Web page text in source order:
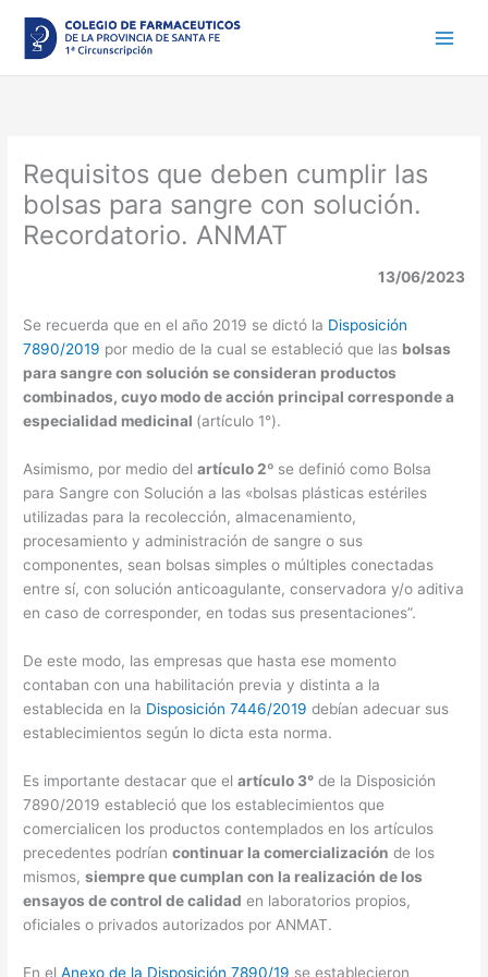
contenido
Requisitos que deben cumplir las
bolsas para sangre con solución.
Recordatorio. ANMAT
13/06/2023
Se recuerda que en el año 2019 se dictó la Disposición
7890/2019 por medio de la cual se estableció que las bolsas
para sangre con solución se consideran productos
combinados, cuyo modo de acción principal corresponde a
especialidad medicinal (artículo 1°).
Asimismo, por medio delartículo 2º se definió como Bolsa
para Sangre con Solución a las «bolsas plásticas estériles
utilizadas para la recolección, almacenamiento,
procesamiento y administración de sangre o sus
componentes, sean bolsas simples o múltiples conectadas
entre sí, con solución anticoagulante, conservadora y/o aditiva
en caso de corresponder, en todas sus presentaciones”.
De este modo, las empresas que hasta ese momento
contaban con una habilitación previa y distinta a la
establecida en la Disposición 7446/2019 debían adecuar sus
establecimientos según lo dicta esta norma.
Es importante destacar que elartículo 3° de la Disposición
7890/2019 estableció que los establecimientos que
comercialicen los productos contemplados en los artículos
precedentes podríancontinuar la comercialización de los
mismos,siempre que cumplan con la realización de los
ensayos de control de calidad en laboratorios propios,
oficiales o privados autorizados por ANMAT.
En elAnexo de la Disposición 7890/19 se establecieron